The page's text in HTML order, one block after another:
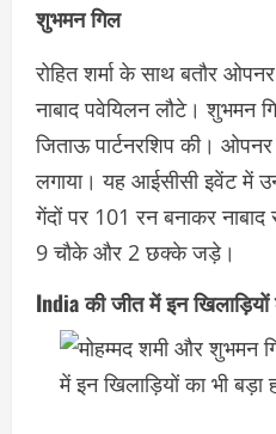
शुभमन गिल
रोहित शर्मा के साथ बतौर
नाबाद पवेयिलन लौटे। शुभमन
जिताऊ पार्टनरशिप की।
लगाया। यह आईसीसी इवेंट में
गेंदों पर 101 रन बनाकर नाबाद
9 चौके और 2 छक्‍के जड़े।
India की जीत में इन